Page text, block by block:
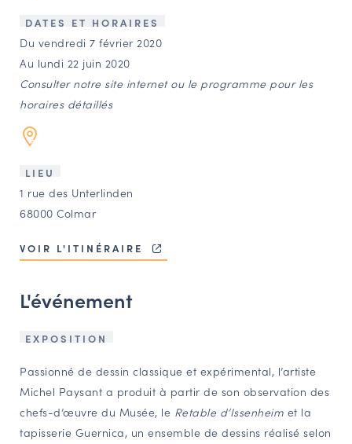
CONTACT
Agenda
Annuaire
Ressources
OFFRES D’EMPLOI ET DE STAGE
OUTILS EN LIGNE
Espace acteurs
NAVIGATION FILTRÉE « ACTEURS »
PORTAIL CULTURE
DATES ET HORAIRES
Du vendredi 7 février 2020
Au lundi 22 juin 2020
Consulter notre site internet ou le programme pour les
horaires détaillés
LIEU
1 rue des Unterlinden
68000 Colmar
VOIR L'ITINÉRAIRE
L'événement
EXPOSITION
Passionné de dessin classique et expérimental, l’artiste
Michel Paysant a produit à partir de son observation des
chefs-d’œuvre du Musée, le Retable d’Issenheim et la
tapisserie Guernica, un ensemble de dessins réalisé selon